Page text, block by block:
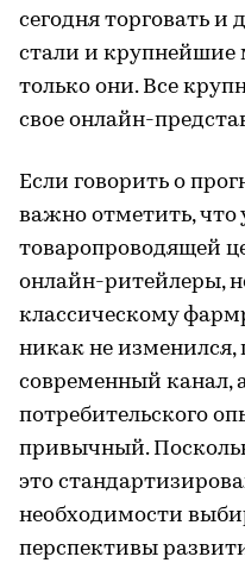
сегодня торговать и
стали и крупнейшие
только они. Все
свое онлайн-
Если говорить о
важно отметить, что
товаропроводящей
онлайн-ритейлеры,
классическому
никак не изменился,
современный канал,
потребительского
привычный.
это
необходимости
перспективы